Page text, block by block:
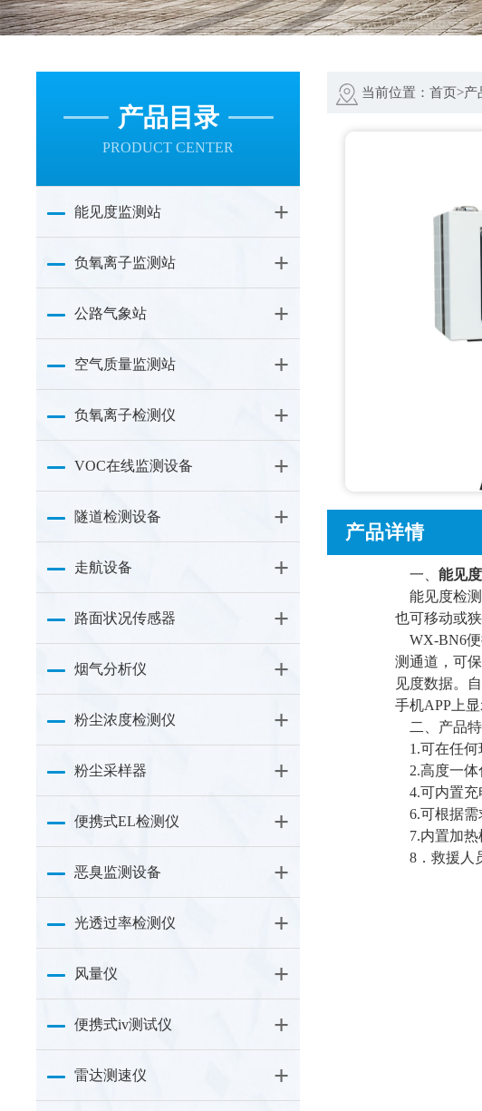
产品目录
PRODUCT CENTER
能见度监测站
负氧离子监测站
公路气象站
空气质量监测站
负氧离子检测仪
VOC在线监测设备
隧道检测设备
走航设备
路面状况传感器
烟气分析仪
粉尘浓度检测仪
粉尘采样器
便携式EL检测仪
恶臭监测设备
光透过率检测仪
风量仪
便携式iv测试仪
雷达测速仪
当前位置： 首页>产
产品详情
一、能见
能见度检测
也可移动或
WX-BN6便
测通道，可
见度数据。
手机APP上
二、产品
1.可在任何
2.高度一体
4.可内置充
6.可根据需
7.内置加热
8．救援人